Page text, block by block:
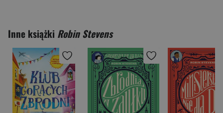
Inne książki Robin Stevens